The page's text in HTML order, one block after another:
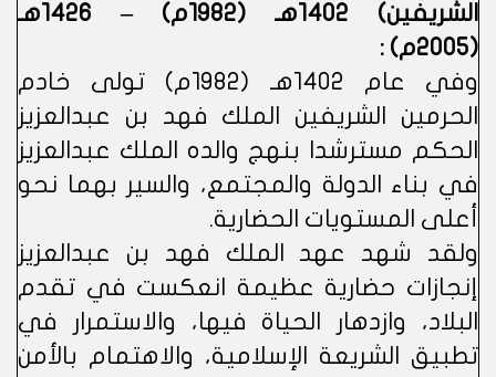
الشريفين) 1402هـ (1982م) – 1426هـ
(2005م) :
وفي عام 1402هـ (1982م) تولى خادم
الحرمين الشريفين الملك فهد بن عبدالعزيز
الحكم مسترشدا بنهج والده الملك عبدالعزيز
في بناء الدولة والمجتمع، والسير بهما نحو
أعلى المستويات الحضارية.
ولقد شهد عهد الملك فهد بن عبدالعزيز
إنجازات حضارية عظيمة انعكست في تقدم
البلاد، وازدهار الحياة فيها، والاستمرار في
تطبيق الشريعة الإسلامية، والاهتمام بالأمن